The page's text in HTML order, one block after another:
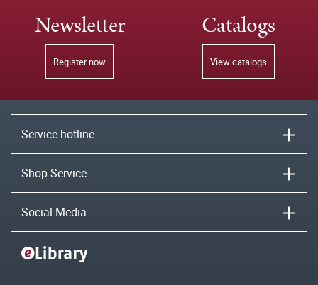
Newsletter
Register now
Catalogs
View catalogs
Service hotline
Shop-Service
Social Media